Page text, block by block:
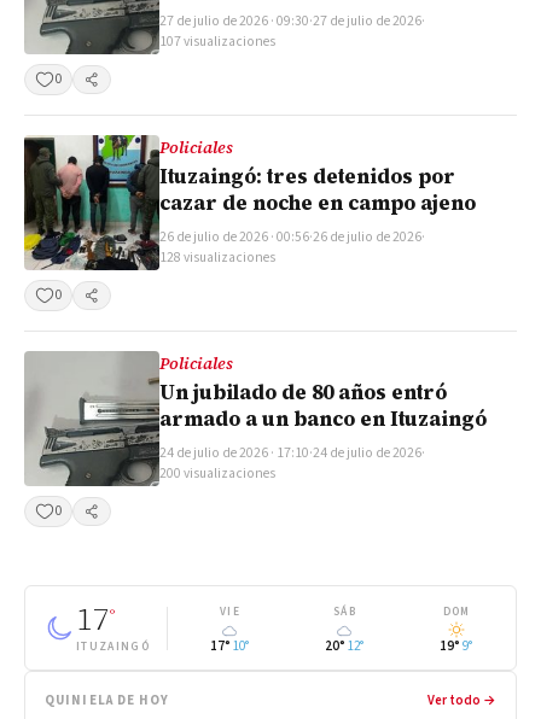
27 de julio de 2026 · 09:30·27 de julio de 2026·
107 visualizaciones
0
Compartir
Policiales
Ituzaingó: tres detenidos por
cazar de noche en campo ajeno
26 de julio de 2026 · 00:56·26 de julio de 2026·
128 visualizaciones
0
Compartir
Policiales
Un jubilado de 80 años entró
armado a un banco en Ituzaingó
24 de julio de 2026 · 17:10·24 de julio de 2026·
200 visualizaciones
0
Compartir
17°
ITUZAINGÓ
VIE
17° 10°
SÁB
20° 12°
DOM
19° 9°
QUINIELA DE HOY Ver todo →